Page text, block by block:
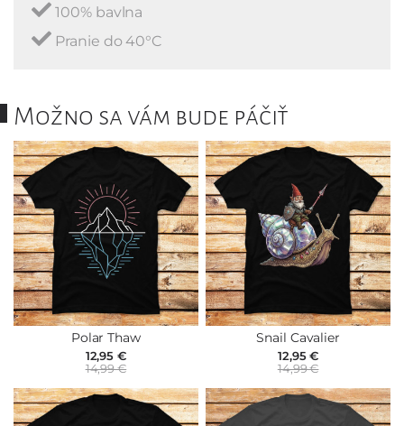
100% bavlna
Pranie do 40°C
Možno sa vám bude páčiť
Polar Thaw
12,95 €
14,99 €
Snail Cavalier
12,95 €
14,99 €